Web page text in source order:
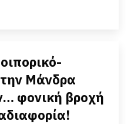
Μάνδρα
φονική βροχή